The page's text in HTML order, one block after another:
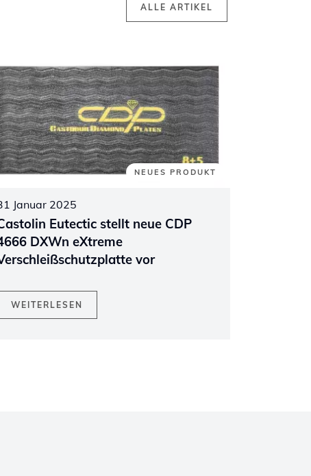
ALLE ARTIKEL
NEUES PRODUKT
Januar 2025
Eutectic stellt neue CDP
DXWn eXtreme
vor
WEITERLESEN